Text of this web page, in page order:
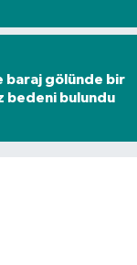
baraj gölünde bir
bedeni bulundu